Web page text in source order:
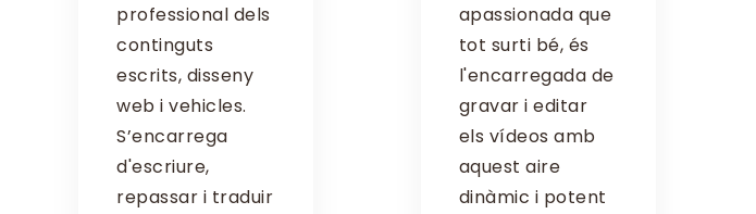
professional dels
continguts
escrits, disseny
web i vehicles.
S’encarrega
d'escriure,
repassar i traduir
apassionada que
tot surti bé, és
l'encarregada de
gravar i editar
els vídeos amb
aquest aire
dinàmic i potent